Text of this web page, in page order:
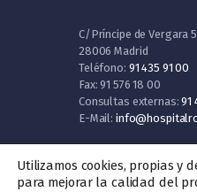
C/Príncipe de Vergara
28006 Madrid
Teléfono: 91 435 91 00
Fax: 91 576 18 00
Consultas externas:91
E-Mail:
Utilizamos cookies, propias y
para mejorar la calidad del